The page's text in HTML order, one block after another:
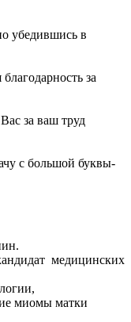
убедившись в
за
за ваш труд
с большой буквы-
медицинских
миомы матки